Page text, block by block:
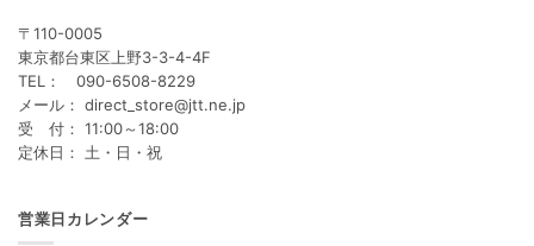
〒110-0005
東京都台東区上野3-3-4-4F
TEL： 090-6508-8229
メール： direct_store@jtt.ne.jp
受 付： 11:00～18:00
定休日： 土・日・祝
営業日カレンダー